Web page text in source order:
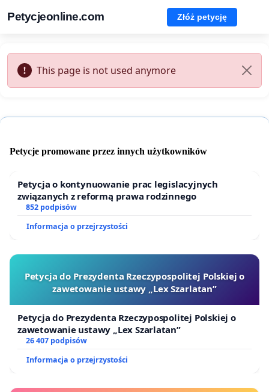
Petycjeonline.com Złóż petycję
This page is not used anymore
Petycje promowane przez innych użytkowników
Petycja o kontynuowanie prac legislacyjnych
związanych z reformą prawa rodzinnego
852 podpisów
Informacja o przejrzystości
Petycja do Prezydenta Rzeczypospolitej Polskiej o
zawetowanie ustawy „Lex Szarlatan”
Petycja do Prezydenta Rzeczypospolitej Polskiej o
zawetowanie ustawy „Lex Szarlatan”
26 407 podpisów
Informacja o przejrzystości